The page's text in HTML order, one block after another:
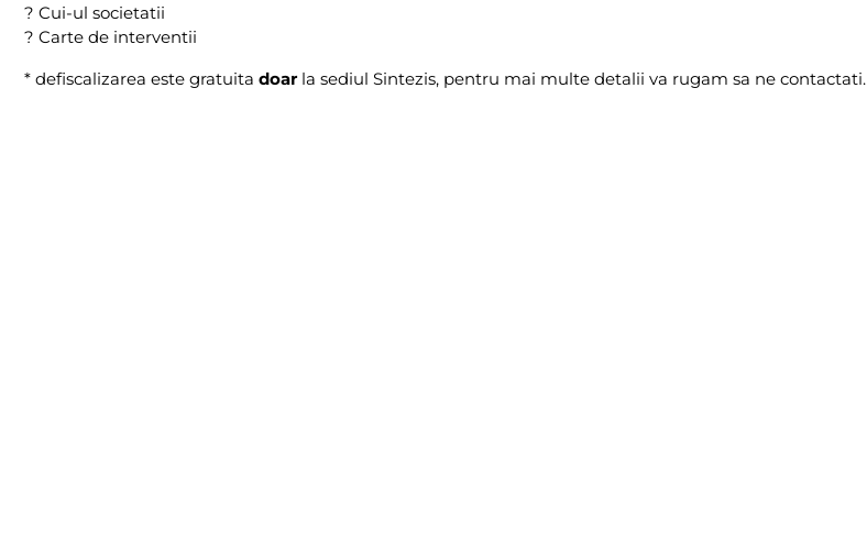
? Cui-ul societatii
? Carte de interventii
* defiscalizarea este gratuita doarla sediul Sintezis, pentru mai multe detalii va rugam sa ne contactati.